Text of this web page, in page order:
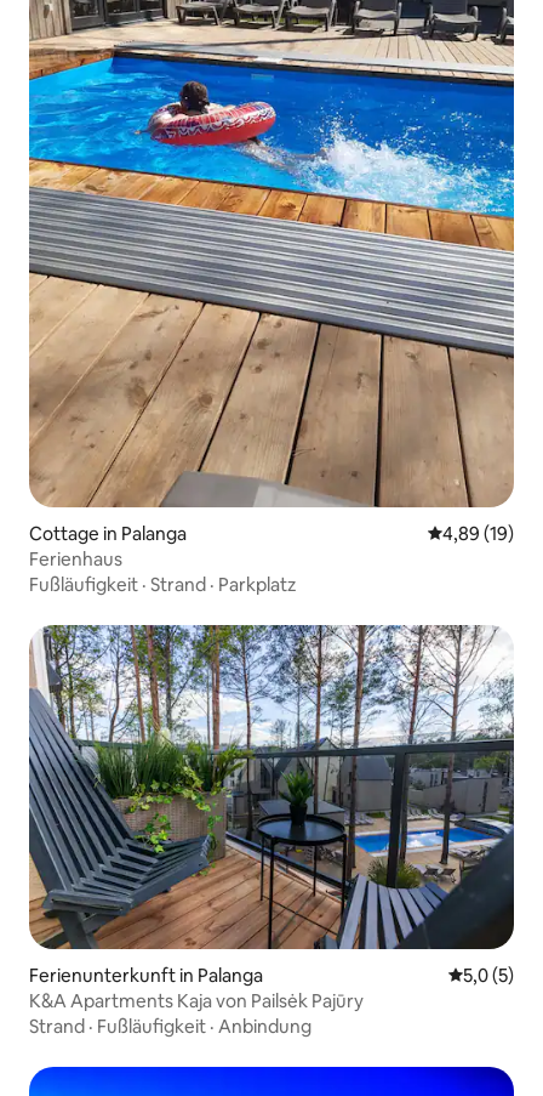
Cottage in Palanga
4,89 (19)
Ferienhaus
Fußläufigkeit · Strand · Parkplatz
Ferienunterkunft in Palanga
5,0 (5)
K&A Apartments Kaja von Pailsėk Pajūry
Strand · Fußläufigkeit · Anbindung